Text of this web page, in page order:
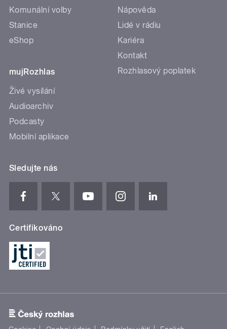
Komunální volby
Stanice
eShop
mujRozhlas
Živé vysílání
Audioarchiv
Podcasty
Mobilní aplikace
Nápověda
Lidé v rádiu
Kariéra
Kontakt
Rozhlasový poplatek
Sledujte nás
Certifikováno